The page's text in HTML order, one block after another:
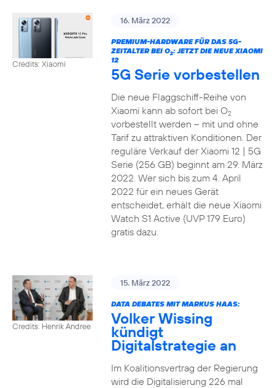
Credits: Xiaomi
16. März 2022
PREMIUM-HARDWARE FÜR DAS 5G-
ZEITALTER BEI O2: JETZT DIE NEUE XIAOMI
12
5G Serie vorbestellen
Die neue Flaggschiff-Reihe von
Xiaomi kann ab sofort bei O2
vorbestellt werden – mit und ohne
Tarif zu attraktiven Konditionen. Der
reguläre Verkauf der Xiaomi 12 | 5G
Serie (256 GB) beginnt am 29. März
2022. Wer sich bis zum 4. April
2022 für ein neues Gerät
entscheidet, erhält die neue Xiaomi
Watch S1 Active (UVP 179 Euro)
gratis dazu.
Credits: Henrik Andree
15. März 2022
DATA DEBATES MIT MARKUS HAAS:
Volker Wissing
kündigt
Digitalstrategie an
Im Koalitionsvertrag der Regierung
wird die Digitalisierung 226 mal